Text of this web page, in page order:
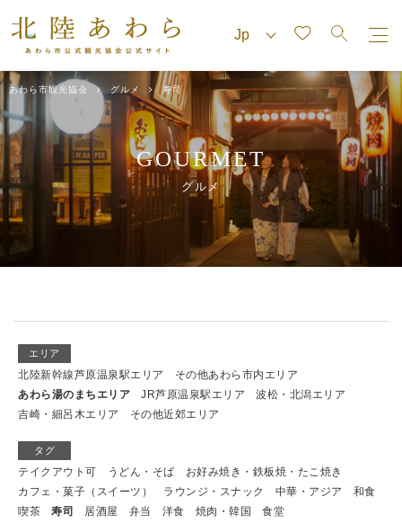
あわら市観光協会 グルメ 寿司
GOURMET
グルメ
エリア
北陸新幹線芦原温泉駅エリア
その他あわら市内エリア
あわら湯のまちエリア
JR芦原温泉駅エリア
波松・北潟エリア
吉崎・細呂木エリア
その他近郊エリア
タグ
テイクアウト可 うどん・そば
お好み焼き・鉄板焼・たこ焼き
カフェ・菓子（スイーツ）
ラウンジ・スナック 中華・アジア
和食
喫茶
寿司 居酒屋 弁当 洋食 焼肉・韓国 食堂